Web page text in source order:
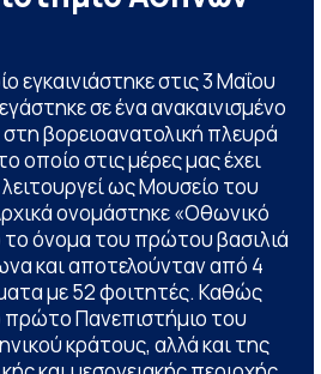
εγκαινιάστηκε στις 3 Μαΐου
σε ένα ανακαινισμένο
βορειοανατολική πλευρά
οποίο στις μέρες μας έχει
λειτουργεί ως Μουσείο του
ονομάστηκε «Οθωνικό
όνομα του πρώτου βασιλιά
και αποτελούνταν από 4
με 52 φοιτητές. Καθώς
Πανεπιστήμιο του
κράτους, αλλά και της